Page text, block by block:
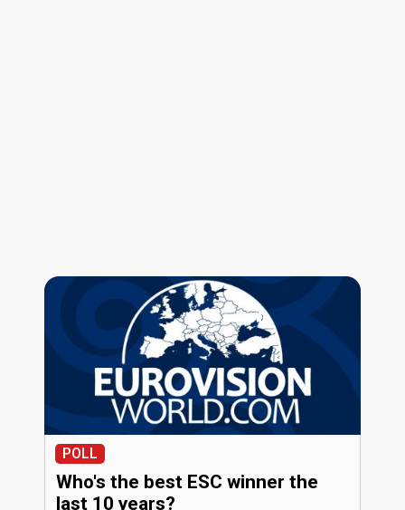
POLL
Who's the best ESC winner the
last 10 years?